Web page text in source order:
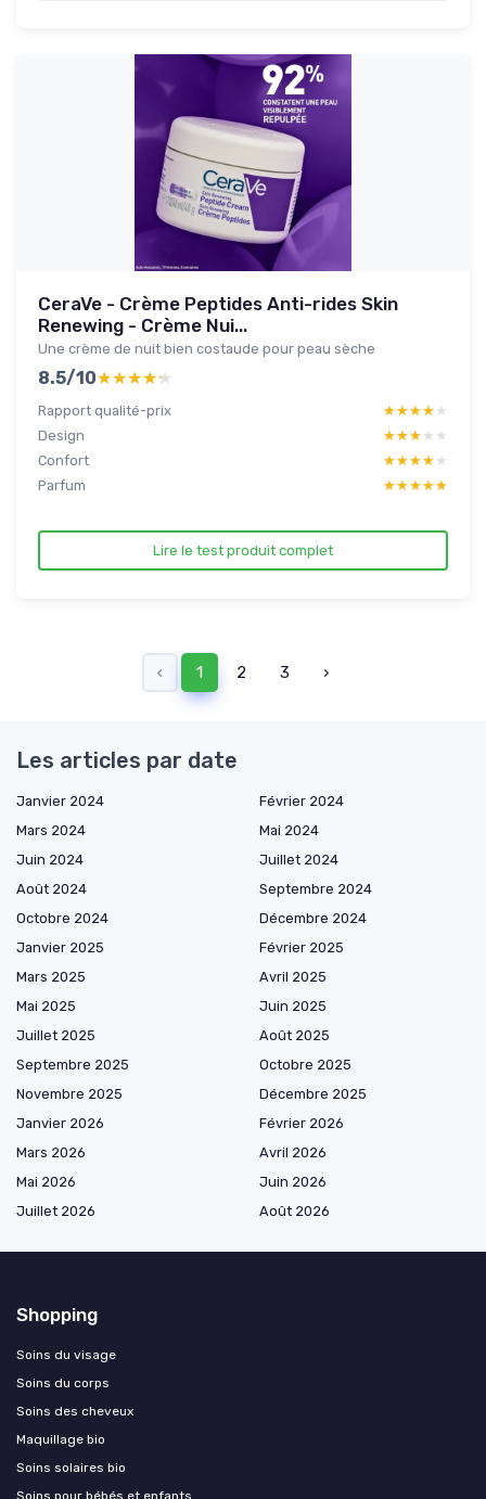
CeraVe - Crème Peptides Anti-rides Skin
Renewing - Crème Nui...
Une crème de nuit bien costaude pour peau sèche
8.5/10★★★★★
★★★★★
Rapport qualité-prix ★★★★★
★★★★★
Design
★★★★★
★★★★★
Confort
★★★★★
★★★★★
Parfum
★★★★★
★★★★★
Lire le test produit complet
‹ 1 2 3 ›
Les articles par date
Janvier 2024
Février 2024
Mars 2024
Mai 2024
Juin 2024
Juillet 2024
Août 2024
Septembre 2024
Octobre 2024
Décembre 2024
Janvier 2025
Février 2025
Mars 2025
Avril 2025
Mai 2025
Juin 2025
Juillet 2025
Août 2025
Septembre 2025
Octobre 2025
Novembre 2025
Décembre 2025
Janvier 2026
Février 2026
Mars 2026
Avril 2026
Mai 2026
Juin 2026
Juillet 2026
Août 2026
Shopping
Soins du visage
Soins du corps
Soins des cheveux
Maquillage bio
Soins solaires bio
Soins pour bébés et enfants